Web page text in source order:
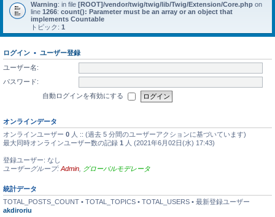
Warning: in file [ROOT]/vendor/twig/twig/lib/Twig/Extension/Core.php on
line 1266: count(): Parameter must be an array or an object that
implements Countable
トピック: 1
ログイン • ユーザー登録
ユーザー名:
パスワード:
自動ログインを有効にする
オンラインデータ
オンラインユーザー 0 人 :: (過去 5 分間のユーザーアクションに基づいています)
最大同時オンラインユーザー数の記録 1 人 (2021年6月02日(水) 17:43)
登録ユーザー: なし
ユーザーグループ: Admin グローバルモデレータ
統計データ
TOTAL_POSTS_COUNT • TOTAL_TOPICS • TOTAL_USERS • 最新登録ユーザー
akdiroriu